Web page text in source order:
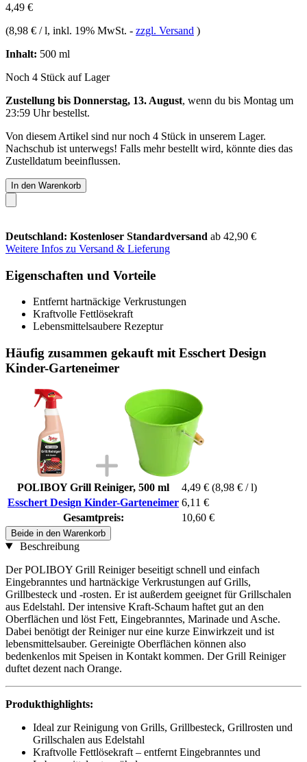
4,49 €
(8,98 € / l, inkl. 19% MwSt. - zzgl. Versand )
Inhalt: 500 ml
Noch 4 Stück auf Lager
Zustellung bis Donnerstag, 13. August, wenn du bis Montag um
23:59 Uhrbestellst.
Von diesem Artikel sind nur noch 4 Stück in unserem Lager.
Nachschub ist unterwegs! Falls mehr bestellt wird, könnte dies das
Zustelldatum beeinflussen.
In den Warenkorb
Deutschland: Kostenloser Standardversand ab 42,90 €
Weitere Infos zu Versand & Lieferung
Eigenschaften und Vorteile
Entfernt hartnäckige Verkrustungen
Kraftvolle Fettlösekraft
Lebensmittelsaubere Rezeptur
Häufig zusammen gekauft mit Esschert Design
Kinder-Garteneimer
POLIBOY Grill Reiniger, 500 ml 4,49 € (8,98 € / l)
Esschert Design Kinder-Garteneimer 6,11 €
Gesamtpreis:
10,60 €
Beide in den Warenkorb
Beschreibung
Der POLIBOY Grill Reiniger beseitigt schnell und einfach
Eingebranntes und hartnäckige Verkrustungen auf Grills,
Grillbesteck und -rosten. Er ist außerdem geeignet für Grillschalen
aus Edelstahl. Der intensive Kraft-Schaum haftet gut an den
Oberflächen und löst Fett, Eingebranntes, Marinade und Asche.
Dabei benötigt der Reiniger nur eine kurze Einwirkzeit und ist
lebensmittelsauber. Gereinigte Oberflächen können also
bedenkenlos mit Speisen in Kontakt kommen. Der Grill Reiniger
duftet dezent nach Orange.
Produkthighlights:
Ideal zur Reinigung von Grills, Grillbesteck, Grillrosten und
Grillschalen aus Edelstahl
Kraftvolle Fettlösekraft – entfernt Eingebranntes und